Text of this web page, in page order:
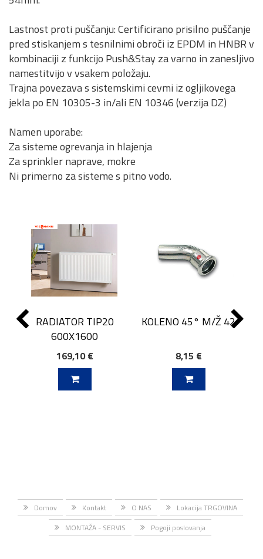
Lastnost proti puščanju: Certificirano prisilno puščanje
pred stiskanjem s tesnilnimi obroči iz EPDM in HNBR v
kombinaciji z funkcijo Push&Stay za varno in zanesljivo
namestitvijo v vsakem položaju.
Trajna povezava s sistemskimi cevmi iz ogljikovega
jekla po EN 10305-3 in/ali EN 10346 (verzija DZ)
Namen uporabe:
Za sisteme ogrevanja in hlajenja
Za sprinkler naprave, mokre
Ni primerno za sisteme s pitno vodo.
RADIATOR TIP20
600X1600
169,10 €
KOLENO 45° M/Ž 42
8,15 €
Domov Kontakt O NAS
Lokacija TRGOVINA
MONTAŽA - SERVIS
Pogoji poslovanja